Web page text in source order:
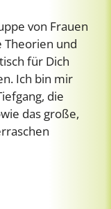
von Frauen
Theorien und
für Dich
Ich bin mir
die
das große,